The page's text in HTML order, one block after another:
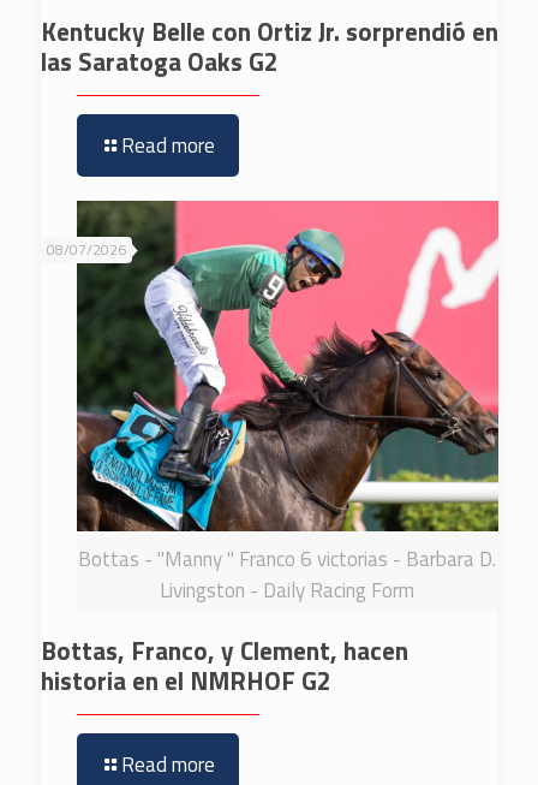
Kentucky Belle con Ortiz Jr. sorprendió en
las Saratoga Oaks G2
Read more
Bottas - "Manny " Franco 6 victorias - Barbara D.
Livingston - Daily Racing Form
08/07/2026
Bottas, Franco, y Clement, hacen
historia en el NMRHOF G2
Read more